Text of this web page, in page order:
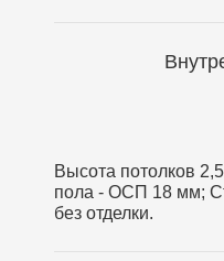
Высота потолков
пола - ОСП 18 мм;
без отделки.